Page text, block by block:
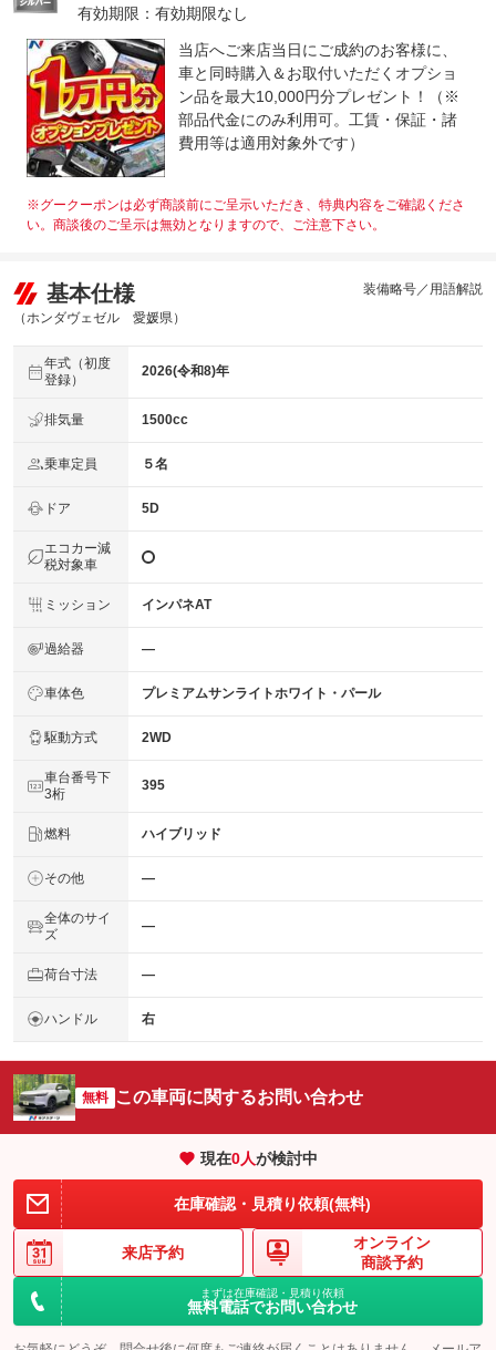
有効期限：有効期限なし
当店へご来店当日にご成約のお客様に、
車と同時購入＆お取付いただくオプショ
ン品を最大10,000円分プレゼント！（※
部品代金にのみ利用可。工賃・保証・諸
費用等は適用対象外です）
※グークーポンは必ず商談前にご呈示いただき、特典内容をご確認くださ
い。商談後のご呈示は無効となりますので、ご注意下さい。
基本仕様
（ホンダヴェゼル 愛媛県）
装備略号／用語解説
年式（初度
登録）
2026(令和8)年
排気量 1500cc
乗車定員 ５名
ドア 5D
エコカー減
税対象車
ミッション インパネAT
過給器 ―
車体色 プレミアムサンライトホワイト・パール
駆動方式 2WD
車台番号下
3桁
395
燃料 ハイブリッド
その他 ―
全体のサイ
ズ
―
荷台寸法 ―
ハンドル 右
無料 この車両に関するお問い合わせ
現在0人が検討中
在庫確認・見積り依頼(無料)
来店予約
オンライン
商談予約
まずは在庫確認・見積り依頼
無料電話でお問い合わせ